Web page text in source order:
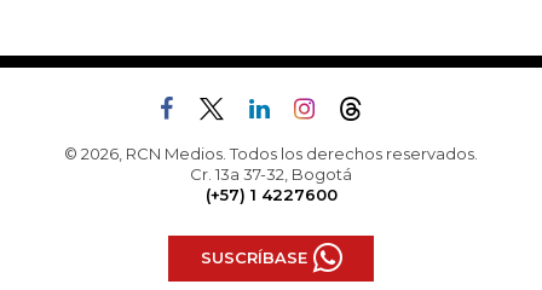
© 2026, RCN Medios. Todos los derechos reservados.
Cr. 13a 37-32, Bogotá
(+57) 1 4227600
SUSCRÍBASE